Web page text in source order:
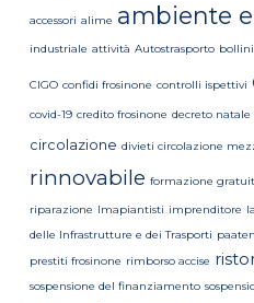
accessori alime ambiente
industriale attività Autostrasporto
CIGO confidi frosinone controlli ispettivi
covid-19 credito frosinone decreto natale
circolazione divieti circolazione
rinnovabile formazione
riparazione Imapiantisti imprenditore
delle Infrastrutture e dei Trasporti
prestiti frosinone rimborso accise
sospensione del finanziamento